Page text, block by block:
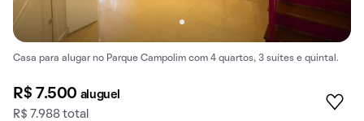
Casa para alugar no Parque Campolim com 4 quartos, 3 suítes e quintal.
R$ 7.500 aluguel
R$ 7.988 total